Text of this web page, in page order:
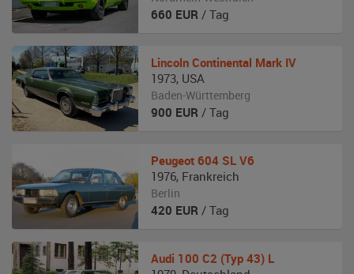
660 EUR / Tag
Lincoln Continental Mark IV
1973, USA
Baden-Württemberg
900 EUR / Tag
Peugeot 604 SL V6
1976, Frankreich
Berlin
420 EUR / Tag
Audi 100 C2 (Typ 43) L